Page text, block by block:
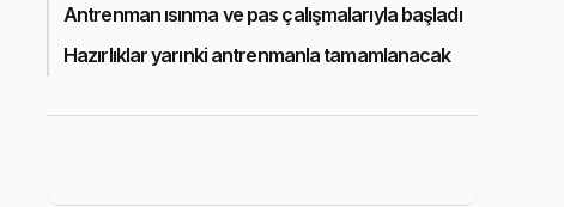
Antrenman ısınma ve pas çalışmalarıyla başladı
Hazırlıklar yarınki antrenmanla tamamlanacak